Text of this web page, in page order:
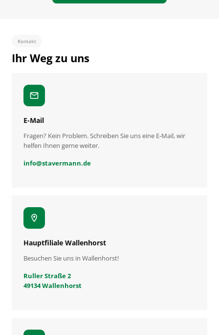
Kontakt
Ihr Weg zu uns
mail
E-Mail
Fragen? Kein Problem. Schreiben Sie uns eine E-Mail, wir
helfen Ihnen gerne weiter.
info@stavermann.de
location_on
Hauptfiliale Wallenhorst
Besuchen Sie uns in Wallenhorst!
Ruller Straße 2
49134 Wallenhorst